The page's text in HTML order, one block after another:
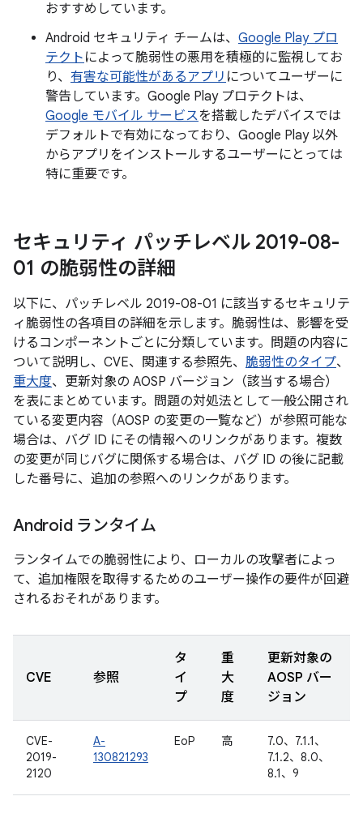
おすすめしています。
Android セキュリティ チームは、 Google Play プロ
テクト によって脆弱性の悪用を積極的に監視してお
り、 有害な可能性があるアプリ についてユーザーに
警告しています。Google Play プロテクトは、
Google モバイル サービスを搭載したデバイスでは
デフォルトで有効になっており、Google Play 以外
からアプリをインストールするユーザーにとっては
特に重要です。
セキュリティ パッチレベル 2019-08-
01 の脆弱性の詳細
以下に、パッチレベル 2019-08-01 に該当するセキュリテ
ィ脆弱性の各項目の詳細を示します。脆弱性は、影響を受
けるコンポーネントごとに分類しています。問題の内容に
ついて説明し、CVE、関連する参照先、 脆弱性のタイプ、
重大度、更新対象の AOSP バージョン（該当する場合）
を表にまとめています。問題の対処法として一般公開され
ている変更内容（AOSP の変更の一覧など）が参照可能な
場合は、バグ ID にその情報へのリンクがあります。複数
の変更が同じバグに関係する場合は、バグ ID の後に記載
した番号に、追加の参照へのリンクがあります。
Android ランタイム
ランタイムでの脆弱性により、ローカルの攻撃者によっ
て、追加権限を取得するためのユーザー操作の要件が回避
されるおそれがあります。
CVE 参照
タ
イ
プ
重
大
度
更新対象の
AOSP バー
ジョン
CVE-
2019-
2120
A-
130821293
EoP 高
7.0、7.1.1、
7.1.2、8.0、
8.1、9